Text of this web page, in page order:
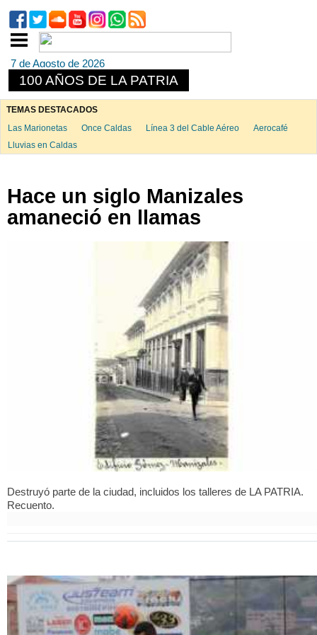
7 de Agosto de 2026
100 AÑOS DE LA PATRIA
TEMAS DESTACADOS
Las Marionetas
Once Caldas Línea 3 del Cable Aéreo
Aerocafé
Lluvias en Caldas
Hace un siglo Manizales
amaneció en llamas
Destruyó parte de la ciudad, incluidos los talleres de LA PATRIA.
Recuento.